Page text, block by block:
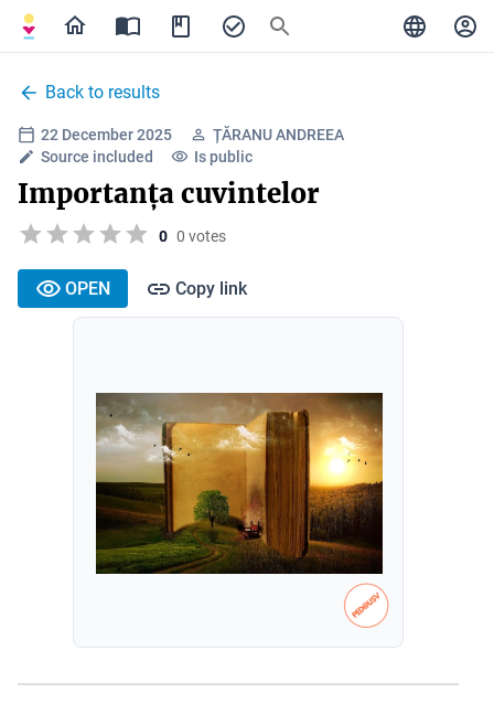
Back to results
22 December 2025
ȚĂRANU ANDREEA
Source included
Is public
Importanța cuvintelor
0 0 votes
OPEN Copy link